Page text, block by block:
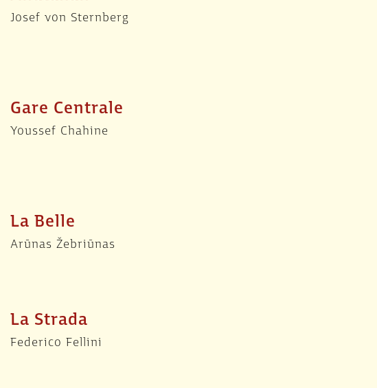
Josef von Sternberg
Gare Centrale
Youssef Chahine
La Belle
Arūnas Žebriūnas
La Strada
Federico Fellini